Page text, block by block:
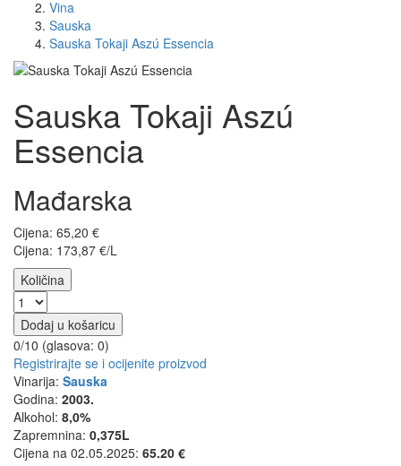
Vina
Sauska
Sauska Tokaji Aszú Essencia
Sauska Tokaji Aszú
Essencia
Mađarska
Cijena: 65,20 €
Cijena: 173,87 €/L
Količina
Dodaj u košaricu
0/10 (glasova: 0)
Registrirajte se i ocijenite proizvod
Vinarija: Sauska
Godina: 2003.
Alkohol: 8,0%
Zapremnina: 0,375L
Cijena na 02.05.2025: 65.20 €